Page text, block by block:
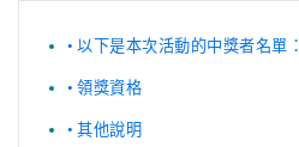
以下是本次活動的中獎者名單：
領獎資格
其他說明